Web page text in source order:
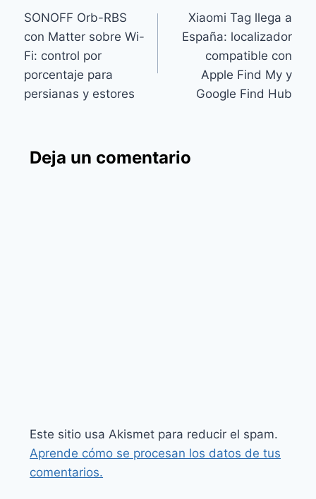
de
entradas
SONOFF Orb-RBS
con Matter sobre Wi-
Fi: control por
porcentaje para
persianas y estores
Xiaomi Tag llega a
España: localizador
compatible con
Apple Find My y
Google Find Hub
Deja un comentario
Este sitio usa Akismet para reducir el spam.
Aprende cómo se procesan los datos de tus
comentarios.